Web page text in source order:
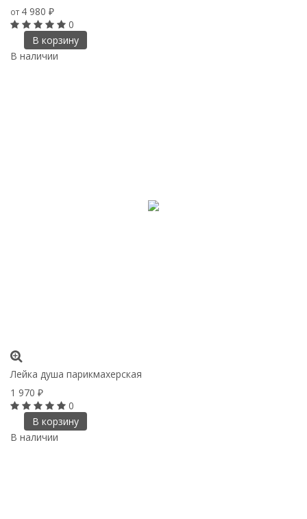
от 4 980 ₽
0
В корзину
В наличии
Лейка душа парикмахерская
1 970 ₽
0
В корзину
В наличии